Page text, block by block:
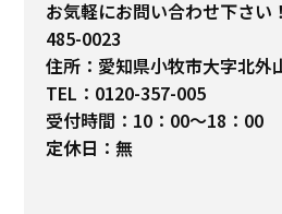
お気軽にお問い合わせ下さい！
485-0023
住所：愛知県小牧市大字北外
TEL：0120-357-005
受付時間：10：00～18：00
定休日：無